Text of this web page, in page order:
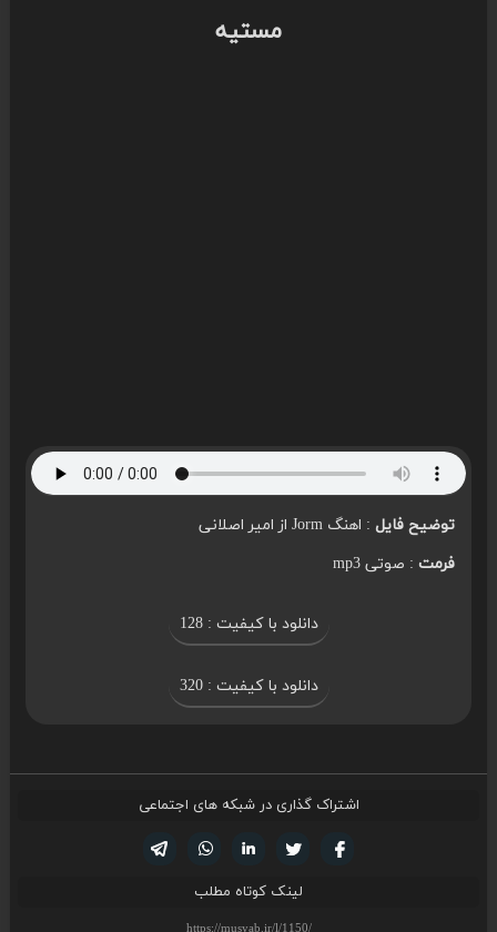
مستیه
توضیح فایل: اهنگ Jorm از امیر اصلانی
فرمت: صوتی mp3
دانلود با کیفیت : 128
دانلود با کیفیت : 320
اشتراک گذاری در شبکه های اجتماعی
لینکدین تویتر
فیسوک
لینک کوتاه مطلب